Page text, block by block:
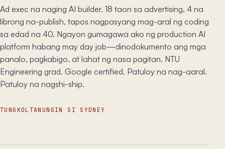
Ad exec na naging AI builder. 18 taon sa advertising, 4 na
librong na-publish, tapos nagpasyang mag-aral ng coding
sa edad na 40. Ngayon gumagawa ako ng production AI
platform habang may day job—dinodokumento ang mga
panalo, pagkabigo, at lahat ng nasa pagitan. NTU
Engineering grad. Google certified. Patuloy na nag-aaral.
Patuloy na nagshi-ship.
TUNGKOL TANUNGIN SI SYDNEY